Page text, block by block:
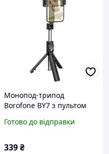
Монопод-трипод
Borofone BY7 з пультом
Готово до відправки
339₴